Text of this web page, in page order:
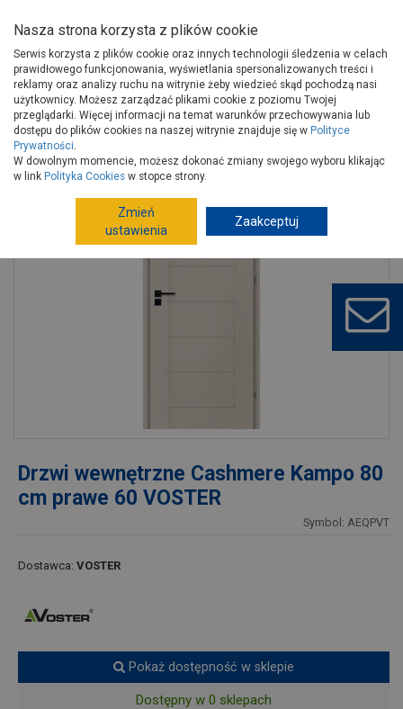
Strona główna Wykończenie Drzwi
Drzwi wewnętrzne
Drzwi wewnątrzlokalowe
Drzwi wewnętrzne Cashmere Kampo 80 cm prawe 60 VOSTER
Drzwi wewnętrzne Cashmere Kampo 80
cm prawe 60 VOSTER
Symbol: AEQPVT
Dostawca: VOSTER
Pokaż dostępność w sklepie
Dostępny w 0 sklepach
Nasza strona korzysta z plików cookie
Serwis korzysta z plików cookie oraz innych technologii śledzenia w celach
prawidłowego funkcjonowania, wyświetlania spersonalizowanych treści i
reklamy oraz analizy ruchu na witrynie żeby wiedzieć skąd pochodzą nasi
użytkownicy. Możesz zarządzać plikami cookie z poziomu Twojej
przeglądarki. Więcej informacji na temat warunków przechowywania lub
dostępu do plików cookies na naszej witrynie znajduje się w Polityce
Prywatności.
W dowolnym momencie, możesz dokonać zmiany swojego wyboru klikając
w link Polityka Cookies w stopce strony.
Zmień
ustawienia
Zaakceptuj